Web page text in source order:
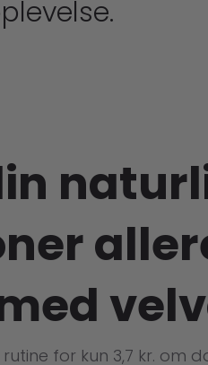
for kun 3,7 kr. om